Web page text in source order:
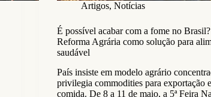
Artigos,Notícias
É possível acabar com a fome no
Reforma Agrária como solução para
saudável
País insiste em modelo agrário
privilegia commodities para exportação
comida. De 8 a 11 de maio, a 5ª Feira